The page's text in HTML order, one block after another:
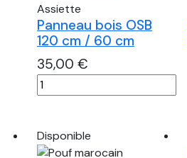
Assiette
Panneau bois OSB
120 cm / 60 cm
35,00 €
quantité
de
bois
OSB
Disponible